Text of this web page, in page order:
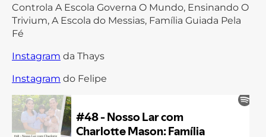
Controla A Escola Governa O Mundo, Ensinando O
Trivium, A Escola do Messias, Família Guiada Pela
Fé
Instagram da Thays
Instagram do Felipe